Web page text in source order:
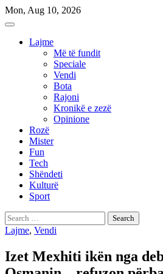
Skip
to
Mon, Aug 10, 2026
Lajme
Më të fundit
Speciale
Vendi
Bota
Rajoni
Kronikë e zezë
Opinione
Rozë
Mister
Fun
Tech
Shëndeti
Kulturë
Sport
Search
for:
Lajme, Vendi
Izet Mexhiti ikën nga